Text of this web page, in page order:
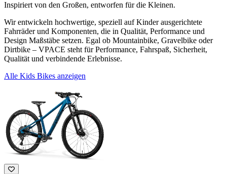
Inspiriert von den Großen, entworfen für die Kleinen.
Wir entwickeln hochwertige, speziell auf Kinder ausgerichtete
Fahrräder und Komponenten, die in Qualität, Performance und
Design Maßstäbe setzen. Egal ob Mountainbike, Gravelbike oder
Dirtbike – VPACE steht für Performance, Fahrspaß, Sicherheit,
Qualität und verbindende Erlebnisse.
Alle Kids Bikes anzeigen